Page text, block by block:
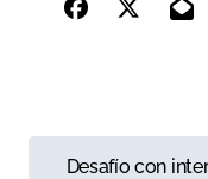
Desafío con